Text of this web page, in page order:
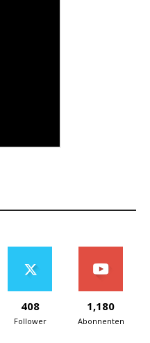
408
Follower
1,180
Abonnenten